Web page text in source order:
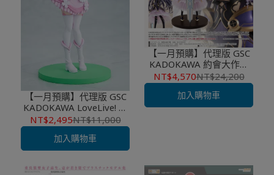
【一月預購】代理版 GSC
KADOKAWA LoveLive! 小
泉花陽 我們是合而為一的
光芒Ver.
NT$2,495NT$11,000
加入購物車
【一月預購】代理版 GSC
KADOKAWA 約會大作戰
30週年紀念企劃 夜刀神十
香 靈裝Ver 改版外盒
NT$4,570NT$24,200
加入購物車